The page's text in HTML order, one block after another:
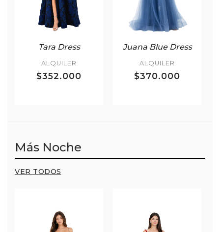
Tara Dress
ALQUILER
$352.000
Juana Blue Dress
ALQUILER
$370.000
Más Noche
VER TODOS